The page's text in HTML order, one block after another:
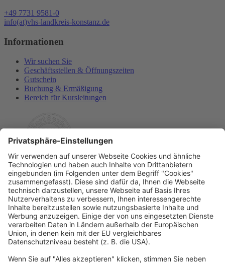
+49 7731 9581-0
info(at)vhs-landkreis-konstanz.de
Informationen
Wir suchen Sie
Geschäftsstellen & Öffnungszeiten
Gutschein
Buchung & Ermäßigung
Bereich für Kursleitungen
Rechtliches
Allgemeine Geschäftsbedingungen
Widerrufsbelehrung
Datenschutzerklärung
Barrierefreiheitserklärung
Impressum